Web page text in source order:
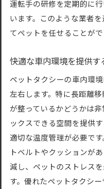
運転手の研修を定期的に
います。このような業者
てペットを任せることがで
快適な車内環境を提供す
ペットタクシーの車内環
左右します。特に長距離
が整っているかどうかは
ックスできる空間を提供
適切な温度管理が必要で
トベルトやクッションが
減し、ペットのストレス
す。優れたペットタクシ